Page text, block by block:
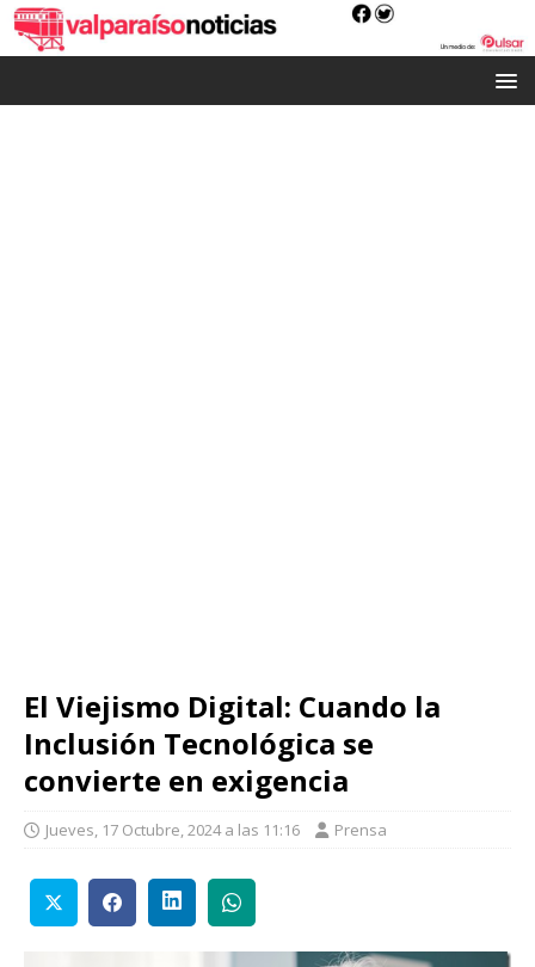
El Viejismo Digital: Cuando la
Inclusión Tecnológica se
convierte en exigencia
Jueves, 17 Octubre, 2024 a las 11:16 Prensa